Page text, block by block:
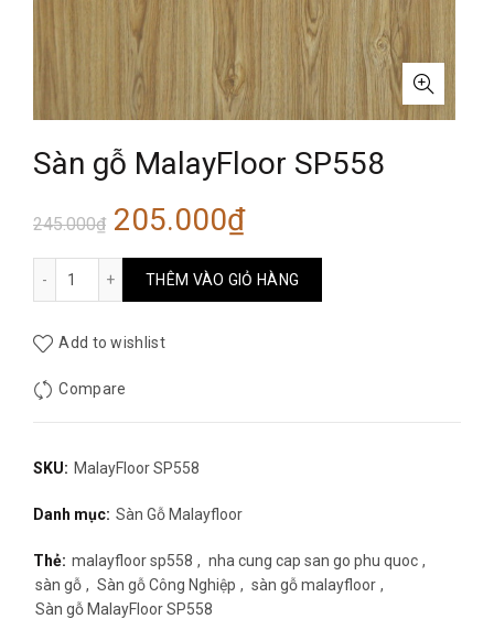
Sàn gỗ MalayFloor SP558
245.000₫ Giá
gốc
205.000₫Giá
hiện
Sàn gỗ MalayFloor SP558 số lượng
THÊM VÀO GIỎ HÀNG
Add to wishlist
Compare
SKU: MalayFloor SP558
Danh mục: Sàn Gỗ Malayfloor
Thẻ: malayfloor sp558 , nha cung cap san go phu quoc ,
sàn gỗ , Sàn gỗ Công Nghiệp , sàn gỗ malayfloor ,
Sàn gỗ MalayFloor SP558